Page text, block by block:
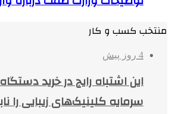
منتخب کسب و کار
4 روز پیش
این اشتباه رایج در خرید
سرمایه کلینیک‌های زیبایی را